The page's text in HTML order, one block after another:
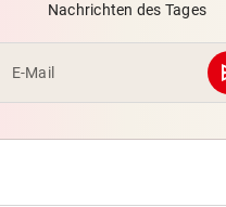
Nachrichten des Tages
E-Mail